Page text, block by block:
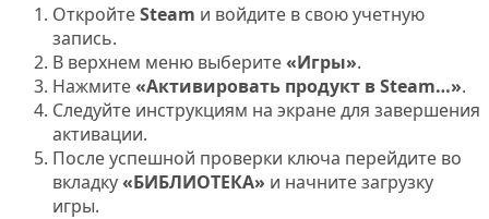
ОткройтеSteam и войдите в свою учетную
запись.
В верхнем меню выберите«Игры».
Нажмите«Активировать продукт в Steam…».
Следуйте инструкциям на экране для завершения
активации.
После успешной проверки ключа перейдите во
вкладку«БИБЛИОТЕКА» и начните загрузку
игры.